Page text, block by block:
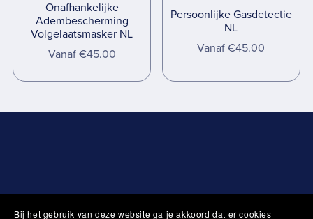
Onafhankelijke
Adembescherming
Volgelaatsmasker NL
Vanaf €45.00
Persoonlijke Gasdetectie
NL
Vanaf €45.00
Bij het gebruik van deze website ga je akkoord dat er cookies